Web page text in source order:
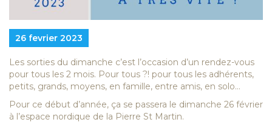
26 fevrier 2023
Les sorties du dimanche c’est l’occasion d’un rendez-vous
pour tous les 2 mois. Pour tous ?! pour tous les adhérents,
petits, grands, moyens, en famille, entre amis, en solo…
Pour ce début d’année, ça se passera le dimanche 26 février
à l’espace nordique de la Pierre St Martin.